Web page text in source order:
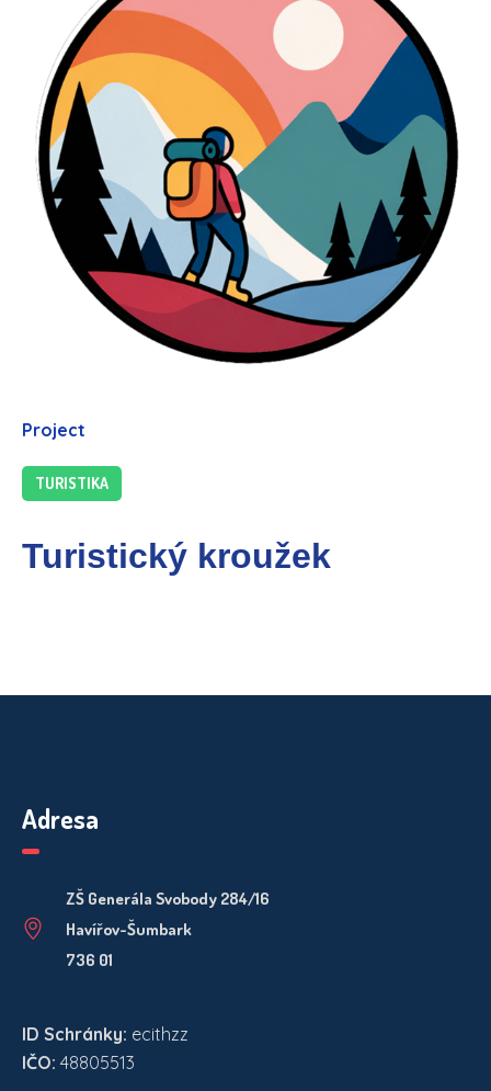
Project
TURISTIKA
Turistický kroužek
Adresa
ZŠ Generála Svobody 284/16
Havířov-Šumbark
736 01
ID Schránky: ecithzz
IČO: 48805513